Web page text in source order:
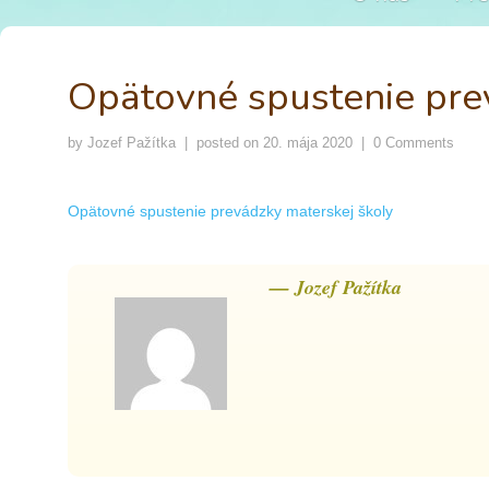
Opätovné spustenie
by Jozef Pažítka | posted on 20. mája 2020 0 Comments
Opätovné spustenie prevádzky materskej školy
— Jozef Pažítka